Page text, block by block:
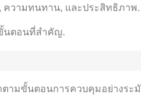
ความทนทาน, และประสิทธิภาพ.
นตอนที่สำคัญ.
ามขั้นตอนการควบคุมอย่างระมั